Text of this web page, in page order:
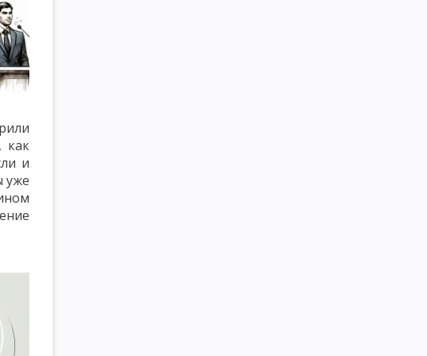
ВОСПИТАТЕЛЬНЫХ ВЗАИМООТНОШЕНИЙ
СИСТЕМНОСТИ И КОНКРЕТНОСТИ ВОСПИТАТЕЛЬНЫХ МЕРОПРИЯТИЙ
ВЫСОКОЙ ТРЕБОВАТЕЛЬНОСТЬЮ И УВАЖЕНИЕМ К ЛИЧНОСТИ ВОСПИТАННИКА
ВОСПИТАНИЯ И МЕТОДИКИ ИХ ДЕЯТЕЛЬНОСТИ
ПРОБЛЕМА
ВОСПИТАНИЯ
КЛАССИФИКАЦИЯ МЕТОДОВ ВОСПИТАНИЯ
УЧЕБНОЙ СРЕДЫ
как
и
уже